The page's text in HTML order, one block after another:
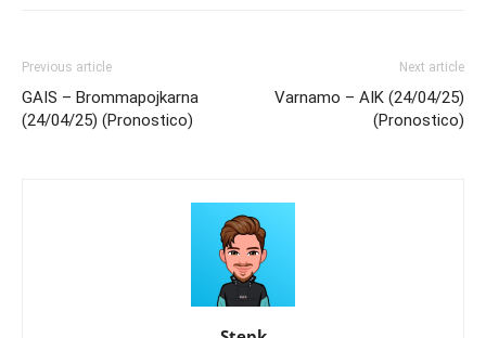
Previous article
GAIS – Brommapojkarna
(24/04/25) (Pronostico)
Next article
Varnamo – AIK (24/04/25)
(Pronostico)